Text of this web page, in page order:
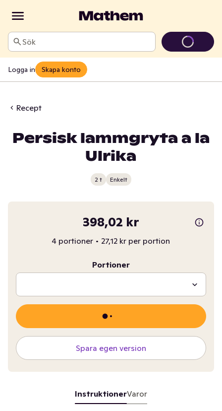
Sök
Logga in Skapa konto
Recept
Persisk lammgryta a la
Ulrika
2 t Enkelt
398,02 kr
4 portioner • 27,12 kr per portion
Portioner
Spara egen version
InstruktionerVaror